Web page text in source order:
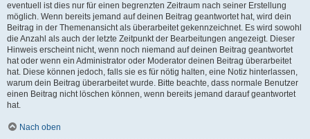
eventuell ist dies nur für einen begrenzten Zeitraum nach seiner Erstellung
möglich. Wenn bereits jemand auf deinen Beitrag geantwortet hat, wird dein
Beitrag in der Themenansicht als überarbeitet gekennzeichnet. Es wird sowohl
die Anzahl als auch der letzte Zeitpunkt der Bearbeitungen angezeigt. Dieser
Hinweis erscheint nicht, wenn noch niemand auf deinen Beitrag geantwortet
hat oder wenn ein Administrator oder Moderator deinen Beitrag überarbeitet
hat. Diese können jedoch, falls sie es für nötig halten, eine Notiz hinterlassen,
warum dein Beitrag überarbeitet wurde. Bitte beachte, dass normale Benutzer
einen Beitrag nicht löschen können, wenn bereits jemand darauf geantwortet
hat.
Nach oben